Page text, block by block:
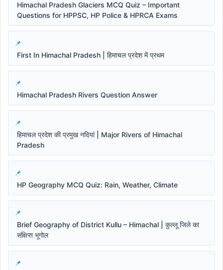
Himachal Pradesh Glaciers MCQ Quiz – Important
Questions for HPPSC, HP Police & HPRCA Exams
First In Himachal Pradesh | हिमाचल प्रदेश में प्रथम
Himachal Pradesh Rivers Question Answer
हिमाचल प्रदेश की प्रमुख नदियां | Major Rivers of Himachal
Pradesh
HP Geography MCQ Quiz: Rain, Weather, Climate
Brief Geography of District Kullu – Himachal | कुल्लू जिले का
संक्षिप्त भूगोल